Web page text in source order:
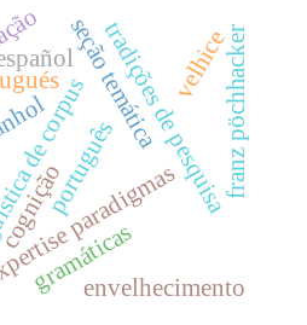
corpus
seção temática
paradigmas
tradições de pesquisa
gramáticas
português franz pöchhacker
envelhecimento
velhice